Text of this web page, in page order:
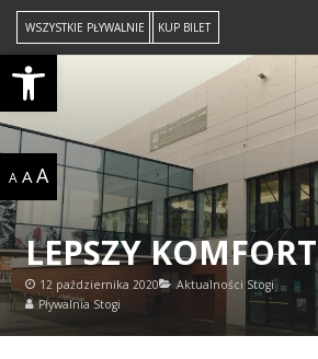
Open toolbar
WSZYSTKIE PŁYWALNIE KUP BILET
A A A
LEPSZY KOMFORT
12 października 2020
Aktualności Stogi
Pływalnia Stogi